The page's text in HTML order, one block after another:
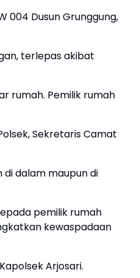
004 Dusun Grunggung,
terlepas akibat
rumah. Pemilik rumah
Sekretaris Camat
dalam maupun di
pemilik rumah
kewaspadaan
Arjosari.